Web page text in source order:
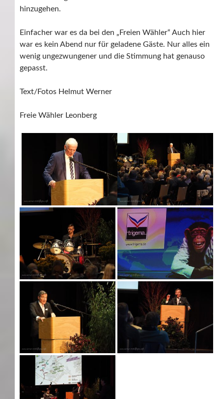
hinzugehen.
Einfacher war es da bei den „Freien Wähler“ Auch hier
war es kein Abend nur für geladene Gäste. Nur alles ein
wenig ungezwungener und die Stimmung hat genauso
gepasst.
Text/Fotos Helmut Werner
Freie Wähler Leonberg